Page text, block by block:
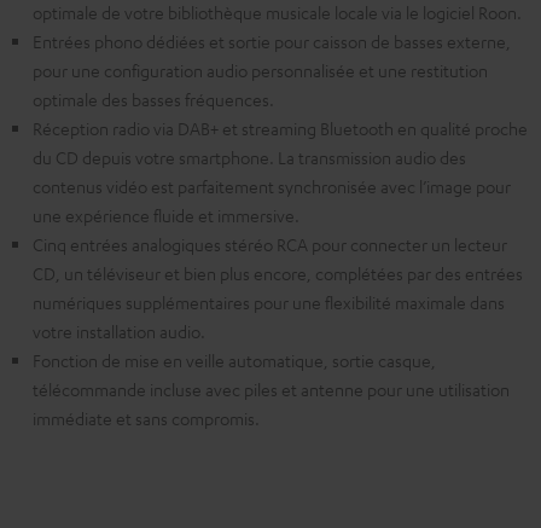
optimale de votre bibliothèque musicale locale via le logiciel Roon.
Entrées phono dédiées et sortie pour caisson de basses externe,
pour une configuration audio personnalisée et une restitution
optimale des basses fréquences.
Réception radio via DAB+ et streaming Bluetooth en qualité proche
du CD depuis votre smartphone. La transmission audio des
contenus vidéo est parfaitement synchronisée avec l’image pour
une expérience fluide et immersive.
Cinq entrées analogiques stéréo RCA pour connecter un lecteur
CD, un téléviseur et bien plus encore, complétées par des entrées
numériques supplémentaires pour une flexibilité maximale dans
votre installation audio.
Fonction de mise en veille automatique, sortie casque,
télécommande incluse avec piles et antenne pour une utilisation
immédiate et sans compromis.